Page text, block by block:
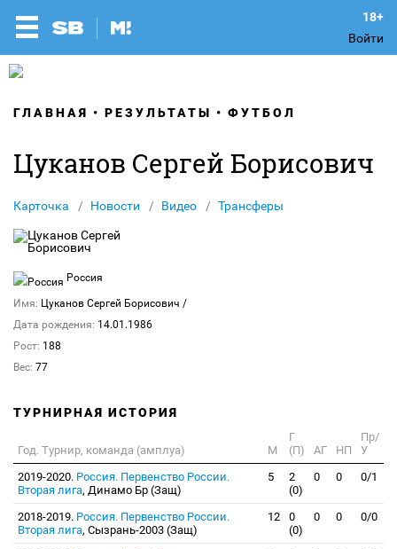
Войти
ГЛАВНАЯ РЕЗУЛЬТАТЫ ФУТБОЛ
Цуканов Сергей Борисович
Карточка Новости Видео Трансферы
Россия
Имя: Цуканов Сергей Борисович /
Дата рождения: 14.01.1986
Рост: 188
Вес: 77
ТУРНИРНАЯ ИСТОРИЯ
Год. Турнир, команда (амплуа) М
Г
(П)
АГ НП
Пр/
У
2019-2020. Россия. Первенство России.
Вторая лига, Динамо Бр (Защ)
5
2
(0)
0 0 0/1
2018-2019. Россия. Первенство России.
Вторая лига, Сызрань-2003 (Защ)
12
0
(0)
0 0 0/0